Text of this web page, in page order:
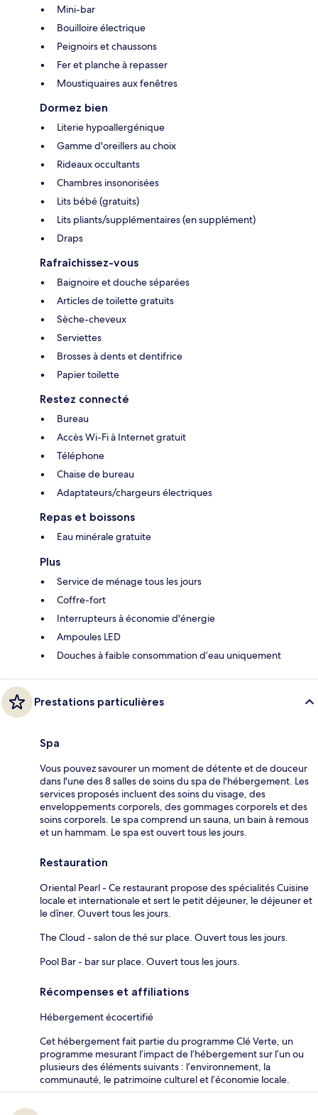
Mini-bar
Bouilloire électrique
Peignoirs et chaussons
Fer et planche à repasser
Moustiquaires aux fenêtres
Dormez bien
Literie hypoallergénique
Gamme d'oreillers au choix
Rideaux occultants
Chambres insonorisées
Lits bébé (gratuits)
Lits pliants/supplémentaires (en supplément)
Draps
Rafraîchissez-vous
Baignoire et douche séparées
Articles de toilette gratuits
Sèche-cheveux
Serviettes
Brosses à dents et dentifrice
Papier toilette
Restez connecté
Bureau
Accès Wi-Fi à Internet gratuit
Téléphone
Chaise de bureau
Adaptateurs/chargeurs électriques
Repas et boissons
Eau minérale gratuite
Plus
Service de ménage tous les jours
Coffre-fort
Interrupteurs à économie d'énergie
Ampoules LED
Douches à faible consommation d’eau uniquement
Prestations particulières
Spa
Vous pouvez savourer un moment de détente et de douceur
dans l'une des 8 salles de soins du spa de l'hébergement. Les
services proposés incluent des soins du visage, des
enveloppements corporels, des gommages corporels et des
soins corporels. Le spa comprend un sauna, un bain à remous
et un hammam. Le spa est ouvert tous les jours.
Restauration
Oriental Pearl - Ce restaurant propose des spécialités Cuisine
locale et internationale et sert le petit déjeuner, le déjeuner et
le dîner. Ouvert tous les jours.
The Cloud - salon de thé sur place. Ouvert tous les jours.
Pool Bar - bar sur place. Ouvert tous les jours.
Récompenses et affiliations
Hébergement écocertifié
Cet hébergement fait partie du programme Clé Verte, un
programme mesurant l’impact de l’hébergement sur l’un ou
plusieurs des éléments suivants : l’environnement, la
communauté, le patrimoine culturel et l’économie locale.